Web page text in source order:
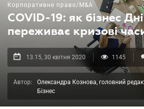
Корпоративне право/M&A
COVID-19: як бізнес
переживає кризові
13.15, 30 квітня 2020 1145
Автор:
Олександра Кознова, головний
Бізнес